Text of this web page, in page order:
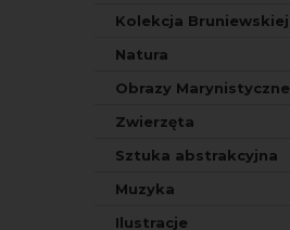
Kolekcja Bruniewskiej
Natura
Obrazy Marynistyczne
Zwierzęta
Sztuka abstrakcyjna
Muzyka
Ilustracje